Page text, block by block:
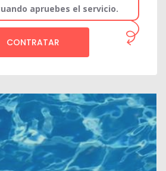
apruebes el servicio.
CONTRATAR